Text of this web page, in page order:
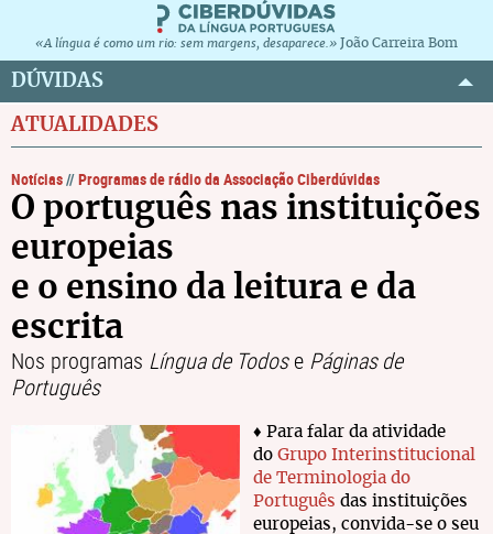
«A língua é como um rio: sem margens, desaparece.» João Carreira Bom
DÚVIDAS
ATUALIDADES
Notícias//Programas de rádio da Associação Ciberdúvidas
O português nas instituições
europeias
e o ensino da leitura e da
escrita
Nos programas Língua de Todose Páginas de
Português
♦ Para falar da atividade
do Grupo Interinstitucional
de Terminologia do
Português das instituições
europeias, convida-se o seu